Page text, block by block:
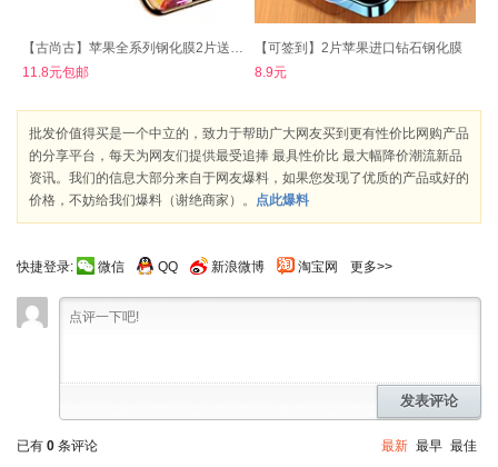
【古尚古】苹果全系列钢化膜2片送神器
11.8元包邮
【可签到】2片苹果进口钻石钢化膜
8.9元
批发价值得买是一个中立的，致力于帮助广大网友买到更有性价比网购产品
的分享平台，每天为网友们提供最受追捧 最具性价比 最大幅降价潮流新品
资讯。我们的信息大部分来自于网友爆料，如果您发现了优质的产品或好的
价格，不妨给我们爆料（谢绝商家）。 点此爆料
快捷登录: 微信 QQ 新浪微博 淘宝网 更多>>
发表评论
已有 0 条评论 最新 最早 最佳